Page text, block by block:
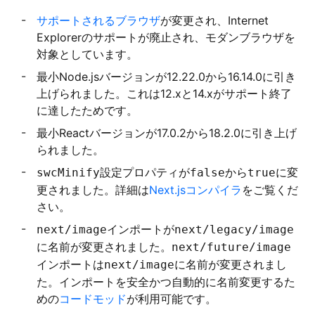
サポートされるブラウザが変更され、Internet
Explorerのサポートが廃止され、モダンブラウザを
対象としています。
最小Node.jsバージョンが12.22.0から16.14.0に引き
上げられました。これは12.xと14.xがサポート終了
に達したためです。
最小Reactバージョンが17.0.2から18.2.0に引き上げ
られました。
swcMinify設定プロパティがfalseからtrueに変
更されました。詳細はNext.jsコンパイラ をご覧くだ
さい。
next/imageインポートがnext/legacy/image
に名前が変更されました。 next/future/image
インポートはnext/imageに名前が変更されまし
た。インポートを安全かつ自動的に名前変更するた
めのコードモッドが利用可能です。